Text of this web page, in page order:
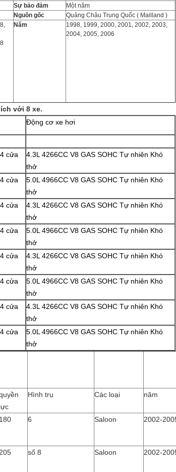
Sự bảo đảm
Một năm
Nguồn gốc Quảng Châu Trung Quốc ( Mailland )
Năm
1998, 1999, 2000, 2001, 2002, 2003,
2004, 2005, 2006
với 8 xe.
Động cơ xe hơi
cửa
4.3L 4266CC V8 GAS SOHC Tự nhiên Khó
thở
cửa
5.0L 4966CC V8 GAS SOHC Tự nhiên Khó
thở
cửa
4.3L 4266CC V8 GAS SOHC Tự nhiên Khó
thở
cửa
5.0L 4966CC V8 GAS SOHC Tự nhiên Khó
thở
cửa
4.3L 4266CC V8 GAS SOHC Tự nhiên Khó
thở
cửa
5.0L 4966CC V8 GAS SOHC Tự nhiên Khó
thở
cửa
4.3L 4266CC V8 GAS SOHC Tự nhiên Khó
thở
cửa
5.0L 4966CC V8 GAS SOHC Tự nhiên Khó
thở
lực
Hình trụ Các loại năm
180 6 Saloon 2002-
205 số 8 Saloon 2002-